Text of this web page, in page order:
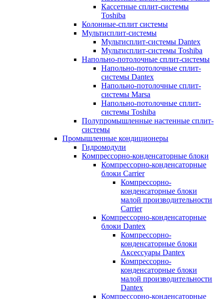
Кассетные сплит-системы
Toshiba
Колонные-сплит системы
Мультисплит-системы
Мультисплит-системы Dantex
Мультисплит-системы Toshiba
Напольно-потолочные сплит-системы
Напольно-потолочные сплит-
системы Dantex
Напольно-потолочные сплит-
системы Marsa
Напольно-потолочные сплит-
системы Toshiba
Полупромышленные настенные сплит-
системы
Промышленные кондиционеры
Гидромодули
Компрессорно-конденсаторные блоки
Компрессорно-конденсаторные
блоки Carrier
Компрессорно-
конденсаторные блоки
малой производительности
Carrier
Компрессорно-конденсаторные
блоки Dantex
Компрессорно-
конденсаторные блоки
Аксессуары Dantex
Компрессорно-
конденсаторные блоки
малой производительности
Dantex
Компрессорно-конденсаторные